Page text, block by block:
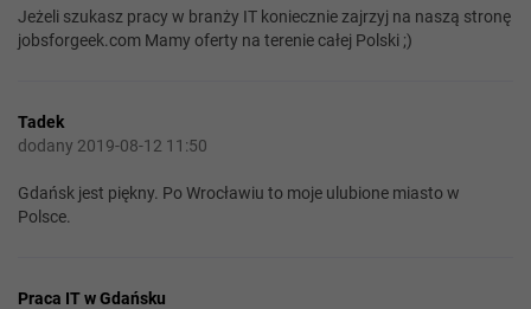
Jeżeli szukasz pracy w branży IT koniecznie zajrzyj na naszą stronę
jobsforgeek.com Mamy oferty na terenie całej Polski ;)
Tadek
dodany 2019-08-12 11:50
Gdańsk jest piękny. Po Wrocławiu to moje ulubione miasto w
Polsce.
Praca IT w Gdańsku